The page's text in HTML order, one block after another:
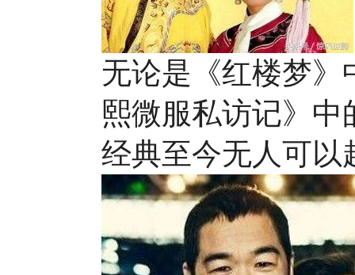
无论是《红楼梦
熙微服私访记》
经典至今无人可以